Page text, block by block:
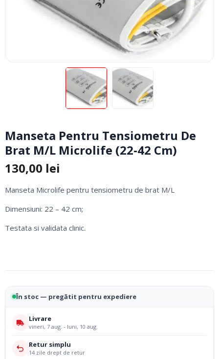
Manseta Pentru Tensiometru De
Brat M/L Microlife (22-42 Cm)
130,00 lei
Manseta Microlife pentru tensiometru de brat M/L
Dimensiuni: 22 – 42 cm;
Testata si validata clinic.
În stoc — pregătit pentru expediere
Livrare
vineri, 7 aug. - luni, 10 aug.
Retur simplu
14 zile drept de retur